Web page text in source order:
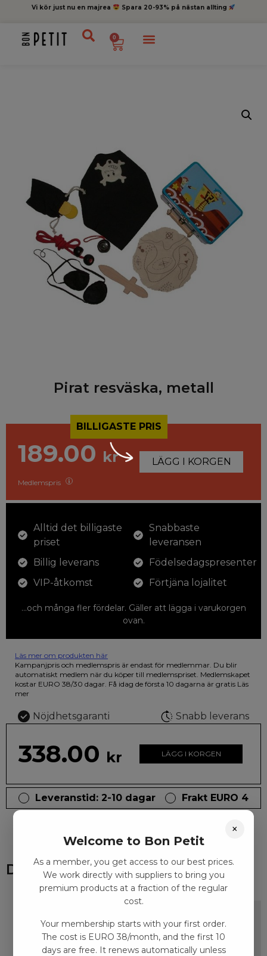
Vi kör just nu en majrea Spara 20-93% på nästan allting
0
Pirat resväska, metall
BILLIGASTE PRIS
189.00 kr
Medlemspris
LÄGG I KORGEN
Alltid det billigaste
priset
Billig leverans
VIP-åtkomst
Snabbaste
leveransen
Födelsedagspresenter
Förtjäna lojalitet
...och många fler fördelar. Gäller att lägga i varukorgen
ovan.
Läs mer om produkten här
12 färgpennor som du kan färglägga dina teckningar med. På
illustrationen på den vackra askan finns fjärilar i vilda fluorescerande
färger.
Kampanjpris och medlemspris är endast för medlemmar. Du blir
automatiskt medlem när du köper till medlemspriset. Medlemskapet
kostar EURO 38/30 dagar. Få idag de första 10 dagarna är gratis Läs
mer
Nöjdhetsgaranti Snabb leverans
338.00 kr LÄGG I KORGEN
Leveranstid: 2-10 dagar Frakt EURO 4
Du kanske också gillar
×
Welcome to Bon Petit
As a member, you get access to our best prices.
We work directly with suppliers to bring you
premium products at a fraction of the regular
cost.
Your membership starts with your first order.
The cost is EURO 38/month, and the first 10
days are free. It renews automatically unless